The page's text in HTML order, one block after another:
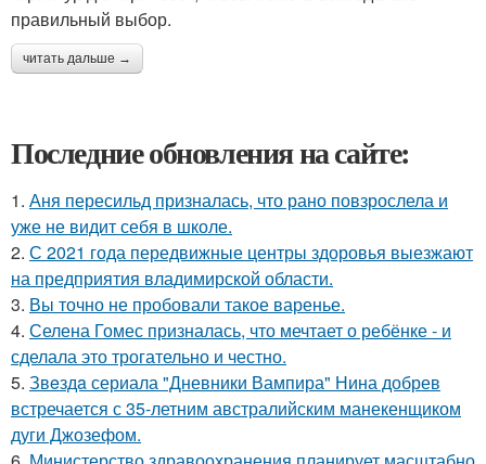
правильный выбор.
читать дальше →
Последние обновления на сайте:
1. Аня пересильд призналась, что рано повзрослела и
уже не видит себя в школе.
2. С 2021 года передвижные центры здоровья выезжают
на предприятия владимирской области.
3. Вы точно не пробовали такое варенье.
4. Селена Гомес призналась, что мечтает о ребёнке - и
сделала это трогательно и честно.
5. Звeздa сериала "Дневники Вампира" Нина добрев
встречается с 35-летним австралийским манекенщиком
дуги Джозефом.